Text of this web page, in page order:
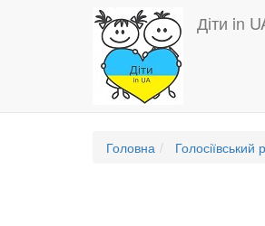
Діти in
Основная
навигация
Головна Голосіївський